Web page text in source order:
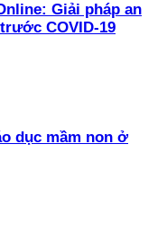
Giải pháp an
COVID-19
dục mầm non ở